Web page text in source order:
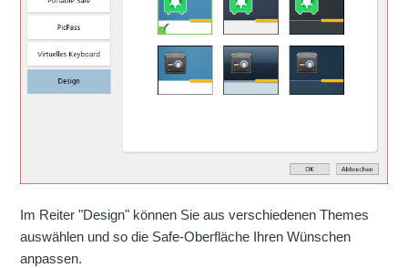
Im Reiter "Design" können Sie aus verschiedenen Themes
auswählen und so die Safe-Oberfläche Ihren Wünschen
anpassen.